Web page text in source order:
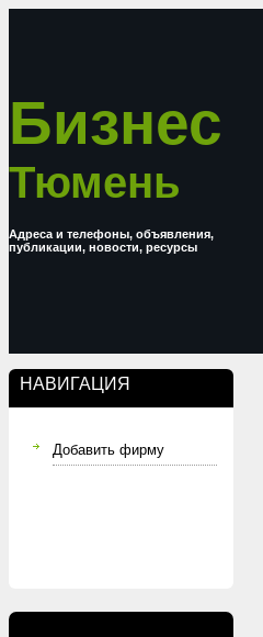
Бизнес
Тюмень
Адреса и телефоны, объявления,
публикации, новости, ресурсы
НАВИГАЦИЯ
Добавить фирму